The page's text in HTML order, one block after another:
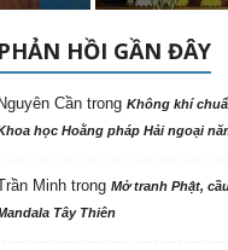
PHẢN HỒI GẦN ĐÂY
Nguyên Cầntrong Không khí
học Hoằng pháp Hải ngoại
Minhtrong Mở tranh Phật,
Tây Thiên